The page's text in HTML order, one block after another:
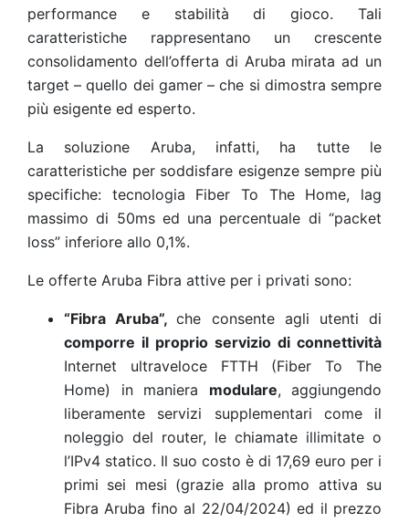
performance e stabilità di gioco. Tali
caratteristiche rappresentano un crescente
consolidamento dell’offerta di Aruba mirata ad un
target – quello dei gamer – che si dimostra sempre
più esigente ed esperto.
La soluzione Aruba, infatti, ha tutte le
caratteristiche per soddisfare esigenze sempre più
specifiche: tecnologia Fiber To The Home, lag
massimo di 50ms ed una percentuale di “packet
loss” inferiore allo 0,1%.
Le offerte Aruba Fibra attive per i privati sono:
“Fibra Aruba”,che consente agli utenti di
comporre il proprio servizio di connettività
Internet ultraveloce FTTH (Fiber To The
Home) in maniera modulare, aggiungendo
liberamente servizi supplementari come il
noleggio del router, le chiamate illimitate o
l’IPv4 statico. Il suo costo è di 17,69 euro per i
primi sei mesi (grazie alla promo attiva su
Fibra Aruba fino al 22/04/2024) ed il prezzo